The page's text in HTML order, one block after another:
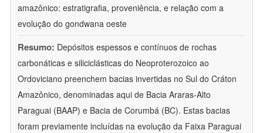
amazônico: estratigrafia, proveniência, e relação com a
evolução do gondwana oeste
Resumo: Depósitos espessos e contínuos de rochas
carbonáticas e siliciclásticas do Neoproterozoico ao
Ordoviciano preenchem bacias invertidas no Sul do Cráton
Amazônico, denominadas aqui de Bacia Araras-Alto
Paraguai (BAAP) e Bacia de Corumbá (BC). Estas bacias
foram previamente incluídas na evolução da Faixa Paraguai